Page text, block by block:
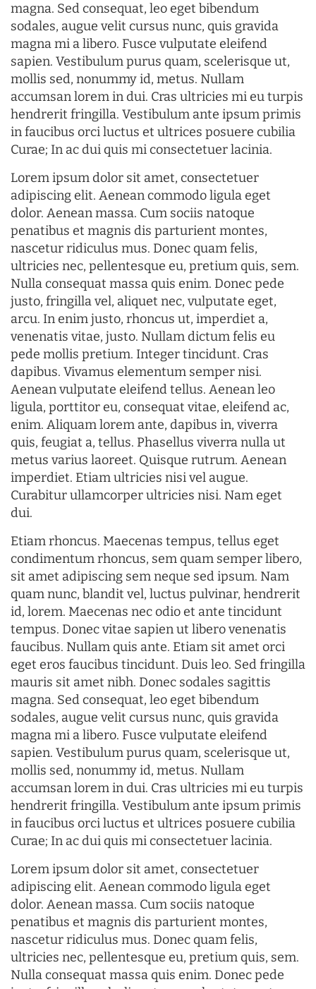
magna. Sed consequat, leo eget bibendum
sodales, augue velit cursus nunc, quis gravida
magna mi a libero. Fusce vulputate eleifend
sapien. Vestibulum purus quam, scelerisque ut,
mollis sed, nonummy id, metus. Nullam
accumsan lorem in dui. Cras ultricies mi eu turpis
hendrerit fringilla. Vestibulum ante ipsum primis
in faucibus orci luctus et ultrices posuere cubilia
Curae; In ac dui quis mi consectetuer lacinia.
Lorem ipsum dolor sit amet, consectetuer
adipiscing elit. Aenean commodo ligula eget
dolor. Aenean massa. Cum sociis natoque
penatibus et magnis dis parturient montes,
nascetur ridiculus mus. Donec quam felis,
ultricies nec, pellentesque eu, pretium quis, sem.
Nulla consequat massa quis enim. Donec pede
justo, fringilla vel, aliquet nec, vulputate eget,
arcu. In enim justo, rhoncus ut, imperdiet a,
venenatis vitae, justo. Nullam dictum felis eu
pede mollis pretium. Integer tincidunt. Cras
dapibus. Vivamus elementum semper nisi.
Aenean vulputate eleifend tellus. Aenean leo
ligula, porttitor eu, consequat vitae, eleifend ac,
enim. Aliquam lorem ante, dapibus in, viverra
quis, feugiat a, tellus. Phasellus viverra nulla ut
metus varius laoreet. Quisque rutrum. Aenean
imperdiet. Etiam ultricies nisi vel augue.
Curabitur ullamcorper ultricies nisi. Nam eget
dui.
Etiam rhoncus. Maecenas tempus, tellus eget
condimentum rhoncus, sem quam semper libero,
sit amet adipiscing sem neque sed ipsum. Nam
quam nunc, blandit vel, luctus pulvinar, hendrerit
id, lorem. Maecenas nec odio et ante tincidunt
tempus. Donec vitae sapien ut libero venenatis
faucibus. Nullam quis ante. Etiam sit amet orci
eget eros faucibus tincidunt. Duis leo. Sed fringilla
mauris sit amet nibh. Donec sodales sagittis
magna. Sed consequat, leo eget bibendum
sodales, augue velit cursus nunc, quis gravida
magna mi a libero. Fusce vulputate eleifend
sapien. Vestibulum purus quam, scelerisque ut,
mollis sed, nonummy id, metus. Nullam
accumsan lorem in dui. Cras ultricies mi eu turpis
hendrerit fringilla. Vestibulum ante ipsum primis
in faucibus orci luctus et ultrices posuere cubilia
Curae; In ac dui quis mi consectetuer lacinia.
Lorem ipsum dolor sit amet, consectetuer
adipiscing elit. Aenean commodo ligula eget
dolor. Aenean massa. Cum sociis natoque
penatibus et magnis dis parturient montes,
nascetur ridiculus mus. Donec quam felis,
ultricies nec, pellentesque eu, pretium quis, sem.
Nulla consequat massa quis enim. Donec pede